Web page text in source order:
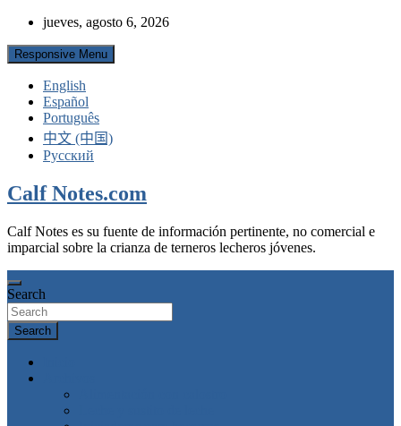
Skip
content
jueves, agosto 6, 2026
Responsive Menu
English
Español
Português
中文 (中国)
Русский
Calf Notes.com
Calf Notes es su fuente de información pertinente, no comercial e
imparcial sobre la crianza de terneros lecheros jóvenes.
Search
Search